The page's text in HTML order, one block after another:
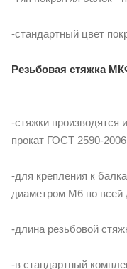
-стандартный цвет
Резьбовая стяжка
-стяжки производятся
прокат ГОСТ 2590-
-для крепления к
диаметром М6 по всей
-длина резьбовой
-в стандартный